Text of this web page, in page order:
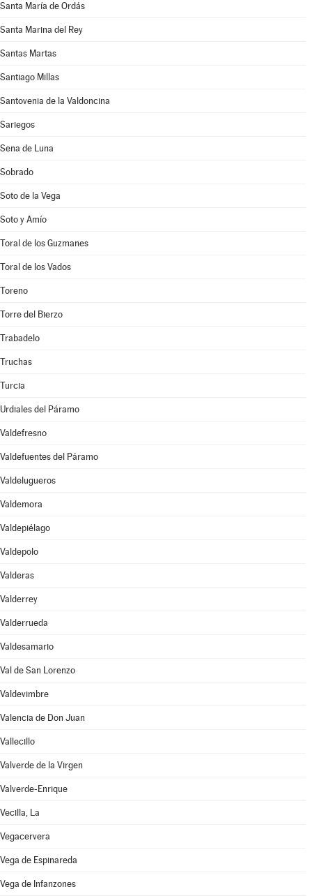
Santa María de Ordás
Santa Marina del Rey
Santas Martas
Santiago Millas
Santovenia de la Valdoncina
Sariegos
Sena de Luna
Sobrado
Soto de la Vega
Soto y Amío
Toral de los Guzmanes
Toral de los Vados
Toreno
Torre del Bierzo
Trabadelo
Truchas
Turcia
Urdiales del Páramo
Valdefresno
Valdefuentes del Páramo
Valdelugueros
Valdemora
Valdepiélago
Valdepolo
Valderas
Valderrey
Valderrueda
Valdesamario
Val de San Lorenzo
Valdevimbre
Valencia de Don Juan
Vallecillo
Valverde de la Virgen
Valverde-Enrique
Vecilla, La
Vegacervera
Vega de Espinareda
Vega de Infanzones